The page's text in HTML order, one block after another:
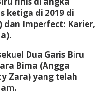
ketiga di 2019 di
dan Imperfect: Karier,
Dua Garis Biru
Bima (Angga
Zara) yang telah